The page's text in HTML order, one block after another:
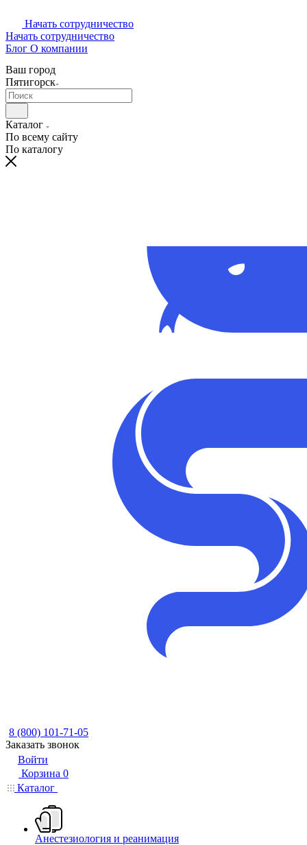
Начать сотрудничество
Начать сотрудничество
Блог О компании
Ваш город
Пятигорск
Каталог
По всему сайту
По каталогу
8 (800) 101-71-05
Заказать звонок
Войти
Корзина 0
Каталог
Анестезиология и реанимация